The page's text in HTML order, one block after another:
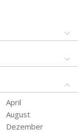
April
August
Dezember